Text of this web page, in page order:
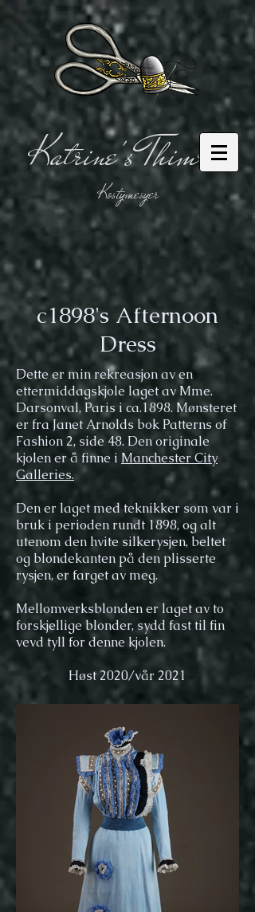
Katrine's Thimble
Kostymesyer
c1898's Afternoon
Dress
Dette er min rekreasjon av en
ettermiddagskjole laget av Mme.
Darsonval, Paris i ca.1898. Mønsteret
er fra Janet Arnolds bok Patterns of
Fashion 2, side 48. Den originale
kjolen er å finne i Manchester City
Galleries.
Den er laget med teknikker som var i
bruk i perioden rundt 1898, og alt
utenom den hvite silkerysjen, beltet
og blondekanten på den plisserte
rysjen, er farget av meg.
Mellomverksblonden er laget av to
forskjellige blonder, sydd fast til fin
vevd tyll for denne kjolen.
Høst 2020/vår 2021